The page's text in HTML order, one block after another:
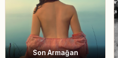
Son Armağan